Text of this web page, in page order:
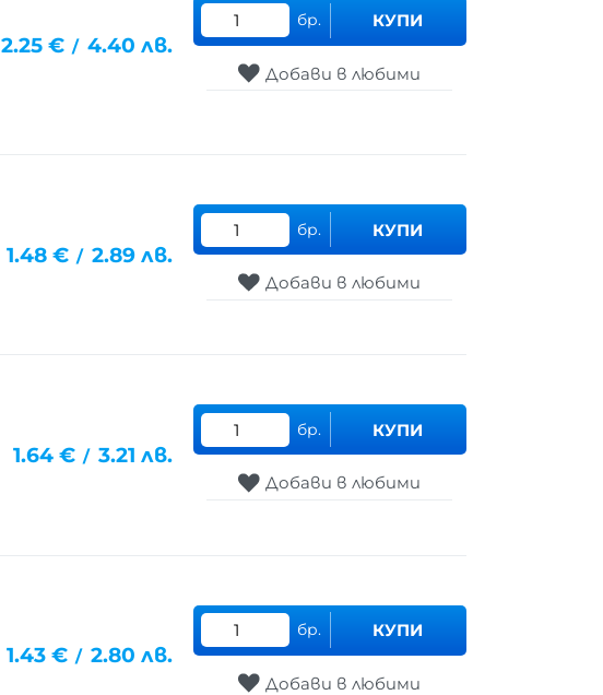
2.25 € / 4.40 лв.
бр. КУПИ
Добави в любими
1.48 € / 2.89 лв.
бр. КУПИ
Добави в любими
1.64 € / 3.21 лв.
бр. КУПИ
Добави в любими
1.43 € / 2.80 лв.
бр. КУПИ
Добави в любими